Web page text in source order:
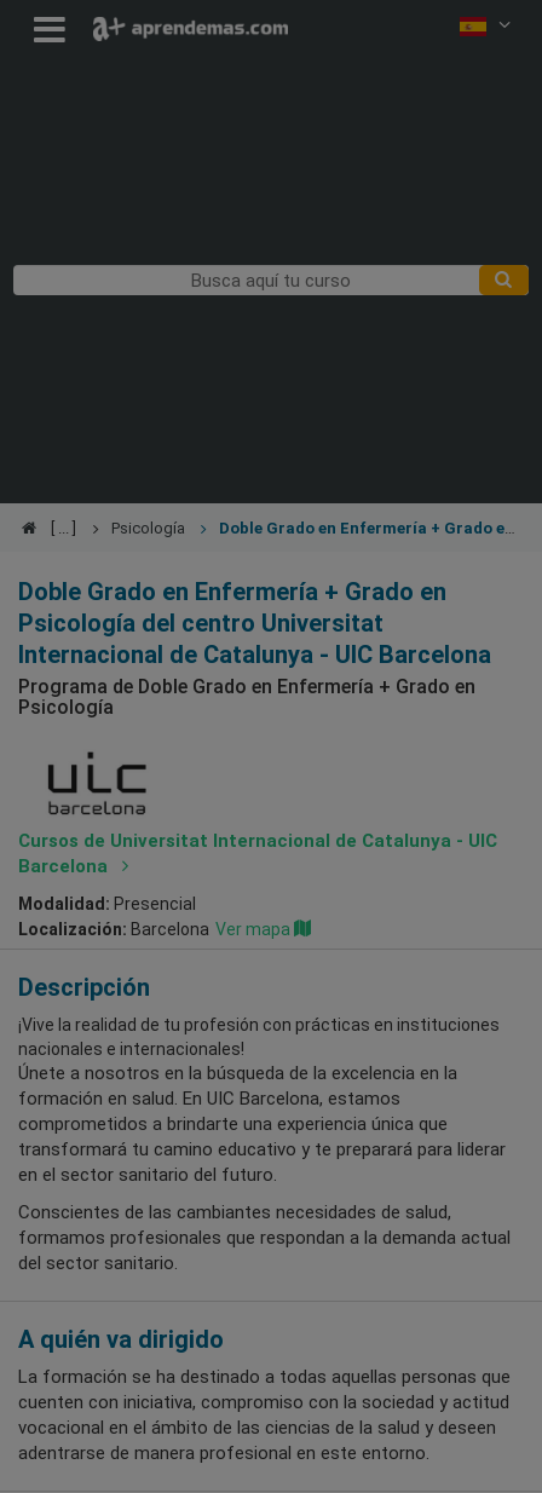
Psicología
Doble Grado en Enfermería + Grado en
Psicología del centro Universitat
Internacional de Catalunya - UIC Barcelona
Programa de Doble Grado en Enfermería + Grado en
Psicología
Cursos de Universitat Internacional de Catalunya - UIC
Barcelona
Modalidad: Presencial
Localización: Barcelona Ver mapa
Descripción
¡Vive la realidad de tu profesión con prácticas en instituciones
nacionales e internacionales!
Únete a nosotros en la búsqueda de la excelencia en la
formación en salud. En UIC Barcelona, estamos
comprometidos a brindarte una experiencia única que
transformará tu camino educativo y te preparará para liderar
en el sector sanitario del futuro.
Conscientes de las cambiantes necesidades de salud,
formamos profesionales que respondan a la demanda actual
del sector sanitario.
A quién va dirigido
La formación se ha destinado a todas aquellas personas que
cuenten con iniciativa, compromiso con la sociedad y actitud
vocacional en el ámbito de las ciencias de la salud y deseen
adentrarse de manera profesional en este entorno.